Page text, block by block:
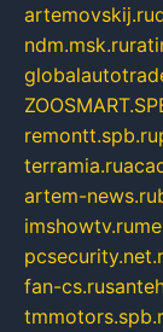
artemovskij.ru
ndm.msk.ru
remontt.spb.ru
terramia.ru
artem-news.ru
imshowtv.ru
fan-cs.ru